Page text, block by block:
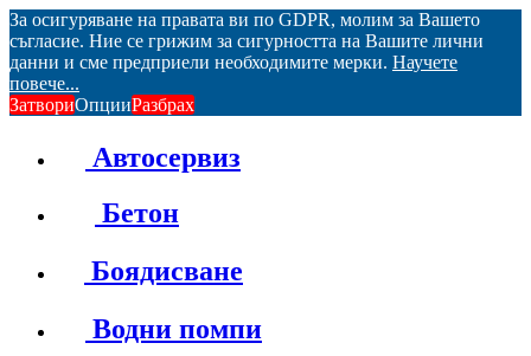
За осигуряване на правата ви по GDPR, молим за Вашето
съгласие. Ние се грижим за сигурността на Вашите лични
данни и сме предприели необходимите мерки. Научете
повече...
ЗатвориОпцииРазбрах
Автосервиз
Бетон
Боядисване
Водни помпи